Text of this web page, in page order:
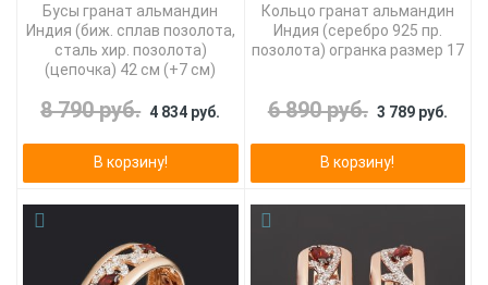
Бусы гранат альмандин
Индия (биж. сплав позолота,
сталь хир. позолота)
(цепочка) 42 см (+7 см)
8 790 руб. 4 834 руб.
В корзину!
Кольцо гранат альмандин
Индия (серебро 925 пр.
позолота) огранка размер 17
6 890 руб. 3 789 руб.
В корзину!